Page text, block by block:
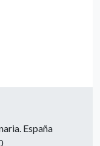
España